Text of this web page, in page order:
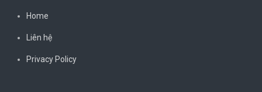
Home
Liên hệ
Privacy Policy